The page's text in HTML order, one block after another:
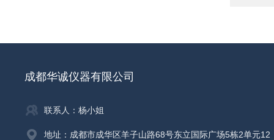
成都华诚仪器有限公司
联系人：杨小姐
地址：成都市成华区羊子山路68号东立国际广场5栋2单元12